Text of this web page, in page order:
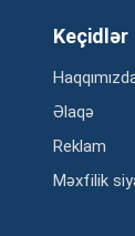
Keçidlər
Əlaqə
Reklam
Məxfilik